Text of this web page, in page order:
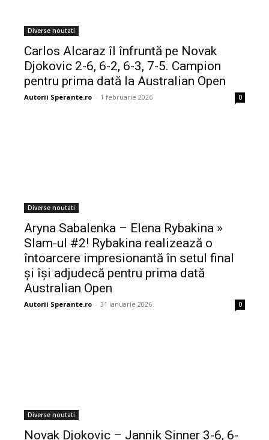
Diverse noutati
Carlos Alcaraz îl înfruntă pe Novak
Djokovic 2-6, 6-2, 6-3, 7-5. Campion
pentru prima dată la Australian Open
Autorii Sperante.ro - 1 februarie 2026 0
Diverse noutati
Aryna Sabalenka – Elena Rybakina »
Slam-ul #2! Rybakina realizează o
întoarcere impresionantă în setul final
și își adjudecă pentru prima dată
Australian Open
Autorii Sperante.ro - 31 ianuarie 2026 0
Diverse noutati
Novak Djokovic – Jannik Sinner 3-6, 6-